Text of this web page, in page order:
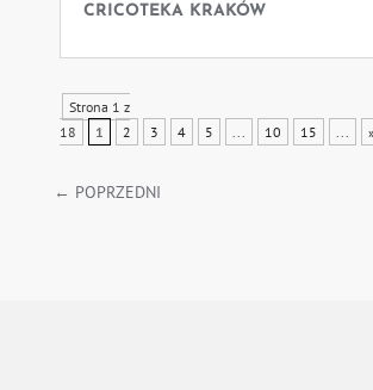
CRICOTEKA KRAKÓW
Strona 1 z
18
1 2 3 4 5 10 15 »
← POPRZEDNI